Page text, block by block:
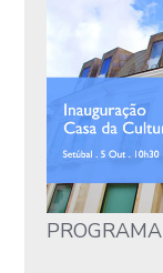
PROGRAMA